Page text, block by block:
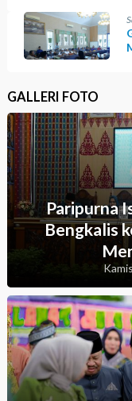
GALLERI FOTO
Paripurna
Bengkalis